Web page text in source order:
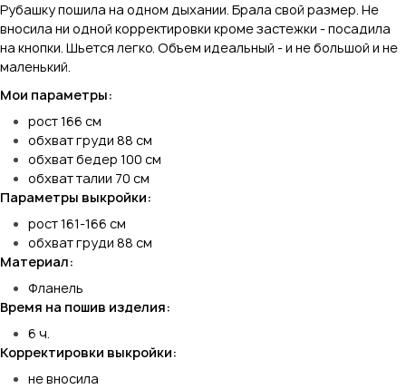
Рубашку пошила на одном дыхании. Брала свой размер. Не
вносила ни одной корректировки кроме застежки - посадила
на кнопки. Шьется легко. Объем идеальный - и не большой и не
маленький.
Мои параметры:
рост 166 см
обхват груди 88 см
обхват бедер 100 см
обхват талии 70 см
Параметры выкройки:
рост 161-166 см
обхват груди 88 см
Материал:
Фланель
Время на пошив изделия:
6 ч.
Корректировки выкройки:
не вносила